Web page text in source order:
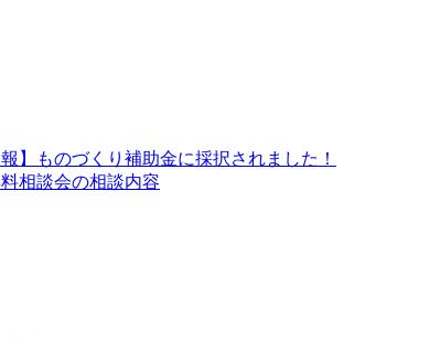
報】ものづくり補助金に採択されました！
相談会の相談内容